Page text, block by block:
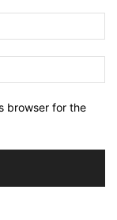
browser for the